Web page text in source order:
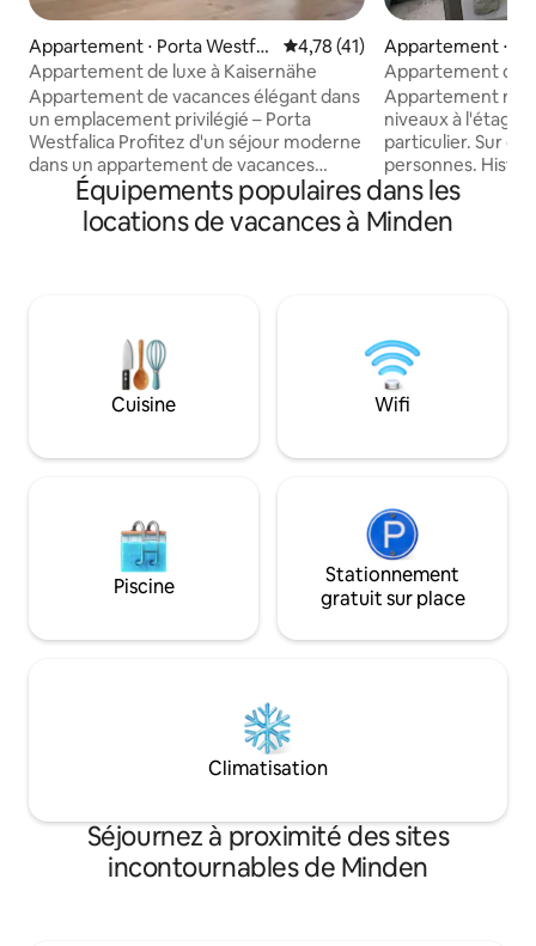
Appartement ⋅ Porta Westfali
ca
Évaluation moyenne sur la
4,78 (41)
Appartement de luxe à Kaisernähe
Appartement de vacances élégant dans
un emplacement privilégié – Porta
Westfalica Profitez d'un séjour moderne
dans un appartement de vacances
élégamment meublé avec une
atmosphère lumineuse et confortable.
L'emplacement central est idéal pour les
promenades et les balades à vélo.
Minden et Bad Oeynhausen sont
rapidement accessibles, tout comme
l'A2 pour des arrivées flexibles. ✅
et la nature Accès ✅ rapide à la ville et à
Appartement ⋅
Appartement
gardien de 400
Appartement
niveaux à l'étage
particulier. Sur
personnes. Historiquement, deux
passages
maison sous
menaient à l'église
des scooters de
peuvent
INSTRUCTIONS
AIDE voir ci-
Équipements populaires dans les
locations de vacances à Minden
Cuisine Wifi
Piscine
Stationnement
gratuit sur place
Climatisation
Séjournez à proximité des sites
incontournables de Minden